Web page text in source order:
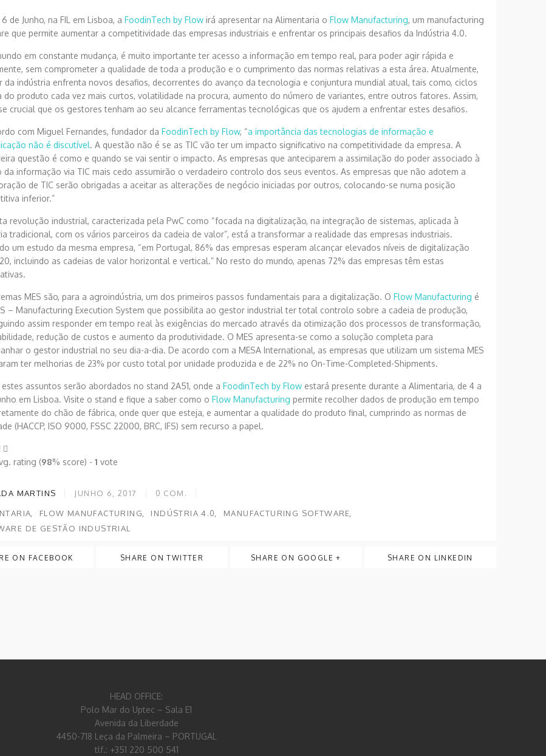
de Junho, na FIL em Lisboa, a FoodinTech by Flow irá apresentar na Alimentaria o Flow Manufacturing, um manufacturing
que permite aumentar a competitividade das empresas industriais e enfrentar os principais desafios da Indústria 4.0.
em constante mudança, é muito importante ter acesso a informação em tempo real, para poder agir rápida e
sem comprometer a qualidade de toda a produção e o cumprimento das normas relativas a esta área. Atualmente,
da indústria enfrenta novos desafios, decorrentes do avanço da tecnologia e conjuntura mundial atual, tais como, ciclos
do produto cada vez mais curtos, volatilidade na procura, aumento do número de variantes, entre outros fatores. Assim,
crucial que os gestores tenham ao seu alcance ferramentas tecnológicas que os ajudem a enfrentar estes desafios.
com Miguel Fernandes, fundador da FoodinTech by Flow, “a importância das tecnologias de informação e
não é discutível. A questão não é se as TIC vão ter um impacto significativo na competitividade da empresa. A
questão é como e quando se vai sentir o impacto. As empresas que anteciparem a assimilação do poder associado à
da informação via TIC mais cedo assumirão o verdadeiro controlo dos seus eventos. As empresas que não adotem a
de TIC serão obrigadas a aceitar as alterações de negócio iniciadas por outros, colocando-se numa posição
inferior.”
revolução industrial, caracterizada pela PwC como “focada na digitalização, na integração de sistemas, aplicada à
tradicional, com os vários parceiros da cadeia de valor”, está a transformar a realidade das empresas industriais.
um estudo da mesma empresa, “em Portugal, 86% das empresas esperam alcançar elevados níveis de digitalização
incluindo as cadeias de valor horizontal e vertical.” No resto do mundo, apenas 72% das empresas têm estas
MES são, para a agroindústria, um dos primeiros passos fundamentais para a digitalização. O Flow Manufacturing é
– Manufacturing Execution System que possibilita ao gestor industrial ter total controlo sobre a cadeia de produção,
assim responder em tempo real às exigências do mercado através da otimização dos processos de transformação,
redução de custos e aumento da produtividade. O MES apresenta-se como a solução completa para
o gestor industrial no seu dia-a-dia. De acordo com a MESA International, as empresas que utilizam um sistema MES
ter melhorias de 23% por custo total por unidade produzida e de 22% no On-Time-Completed-Shipments.
assuntos serão abordados no stand 2A51, onde a FoodinTech by Flow estará presente durante a Alimentaria, de 4 a
em Lisboa. Visite o stand e fique a saber como o Flow Manufacturing permite recolher dados de produção em tempo
do chão de fábrica, onde quer que esteja, e aumentar a qualidade do produto final, cumprindo as normas de
(HACCP, ISO 9000, FSSC 22000, BRC, IFS) sem recurso a papel.
rating (98% score) - 1 vote
MARTINS JUNHO 6, 2017 0 COM.
FLOW MANUFACTURING INDÚSTRIA 4.0
MANUFACTURING SOFTWARE
DE GESTÃO INDUSTRIAL
ON FACEBOOK SHARE ON TWITTER SHARE ON GOOGLE + SHARE ON LINKEDIN
HEAD OFFICE:
Polo Mar do Uptec – Sala E1
Avenida da Liberdade
4450-718 Leça da Palmeira – PORTUGAL
tlf.: +351 220 500 541